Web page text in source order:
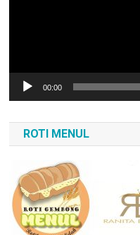
00:00
ROTI MENUL